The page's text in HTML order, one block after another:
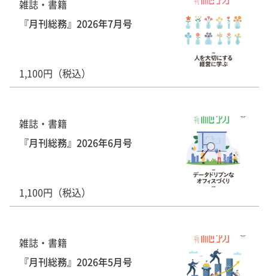
雑誌・書籍
『月刊総務』2026年7月号
1,100円（税込）
雑誌・書籍
『月刊総務』2026年6月号
1,100円（税込）
雑誌・書籍
『月刊総務』2026年5月号